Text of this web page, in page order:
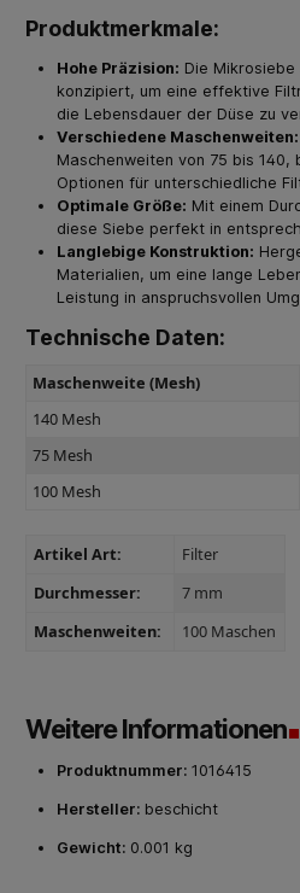
Produktmerkmale:
Hohe Präzision: Die
konzipiert, um eine effektive
die Lebensdauer der Düse zu
Verschiedene Maschenweiten:
Maschenweiten von 75 bis
Optionen für unterschiedliche
Optimale Größe: Mit einem
diese Siebe perfekt in
Langlebige Konstruktion:
Materialien, um eine lange
Leistung in anspruchsvollen
Technische Daten:
Maschenweite (Mesh)
140 Mesh
75 Mesh
100 Mesh
Artikel Art:
Filter
Durchmesser:
7 mm
Maschenweiten:
100 Maschen
Weitere Informationen
Produktnummer: 1016415
Hersteller: beschicht
Gewicht: 0.001 kg